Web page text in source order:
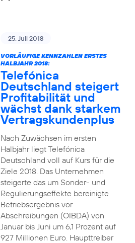
25. Juli 2018
VORLÄUFIGE KENNZAHLEN ERSTES
HALBJAHR 2018:
Telefónica
Deutschland steigert
Profitabilität und
wächst dank starkem
Vertragskundenplus
Nach Zuwächsen im ersten
Halbjahr liegt Telefónica
Deutschland voll auf Kurs für die
Ziele 2018. Das Unternehmen
steigerte das um Sonder- und
Regulierungseffekte bereinigte
Betriebsergebnis vor
Abschreibungen (OIBDA) von
Januar bis Juni um 6,1 Prozent auf
927 Millionen Euro. Haupttreiber